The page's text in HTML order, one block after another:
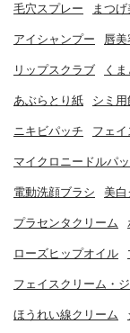
毛穴スプレー まつ
アイシャンプー 唇美
リップスクラブ く
あぶらとり紙 シミ
ニキビパッチ フェ
マイクロニードルパ
電動洗顔ブラシ 美白
プラセンタクリーム
ローズヒップオイル
フェイスクリーム・
ほうれい線クリーム